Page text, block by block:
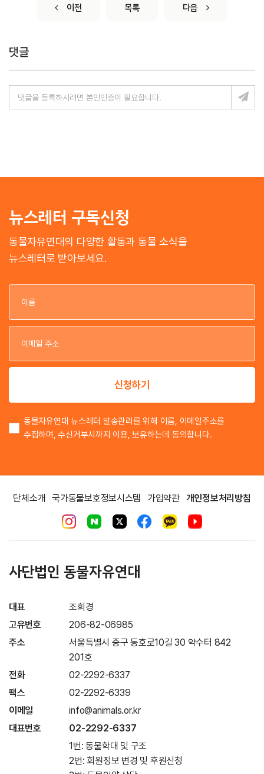
이전 목록 다음
댓글
뉴스레터 구독신청
동물자유연대의 다양한 활동과 동물 소식을
뉴스레터로 받아보세요.
이
이
신청하기
동물자유연대 뉴스레터 발송관리를 위해 이름, 이메일주소를
수집하며, 수신거부시까지 이용, 보유하는데 동의합니다.
단체소개 국가동물보호정보시스템 가입약관 개인정보처리방침
사단법인 동물자유연대
대표
조희경
고유번호
206-82-06985
주소
서울특별시 중구 동호로10길 30 약수터 842
201호
전화
02-2292-6337
팩스
02-2292-6339
이메일
info@animals.or.kr
대표번호
02-2292-6337
1번: 동물학대 및 구조
2번: 회원정보 변경 및 후원신청